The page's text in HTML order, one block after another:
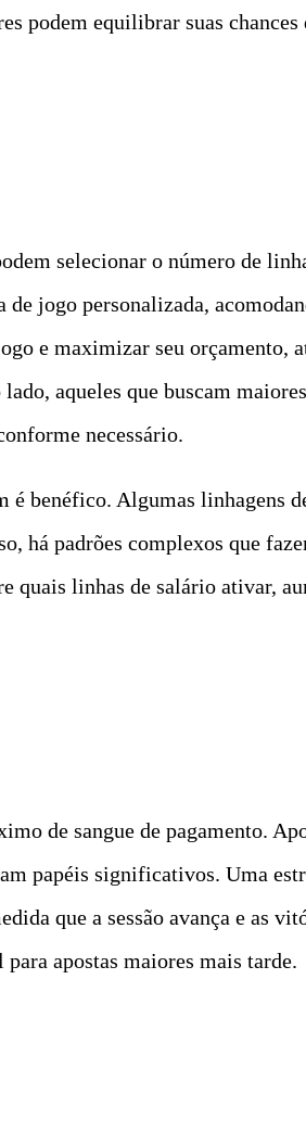
podem equilibrar suas chances
selecionar o número de
jogo personalizada,
e maximizar seu orçamento,
aqueles que buscam
necessário.
é benéfico. Algumas linhagens
há padrões complexos que
quais linhas de salário ativar,
de sangue de pagamento.
papéis significativos. Uma
que a sessão avança e as
apostas maiores mais tarde.